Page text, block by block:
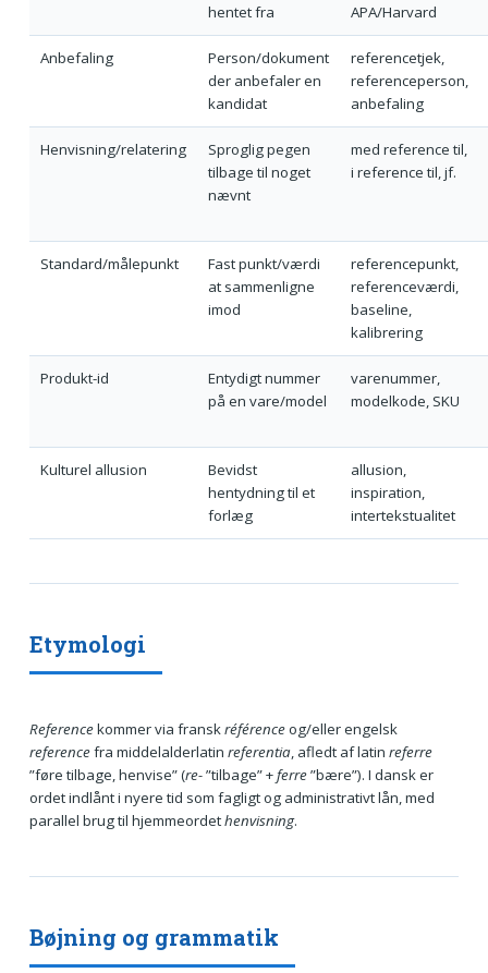
hentet fra
APA/Harvard
Anbefaling
Person/dokument
der anbefaler en
kandidat
referencetjek,
referenceperson,
anbefaling
Henvisning/relatering
Sproglig pegen
tilbage til noget
nævnt
med reference til,
i reference til, jf.
Standard/målepunkt
Fast punkt/værdi
at sammenligne
imod
referencepunkt,
referenceværdi,
baseline,
kalibrering
Produkt-id
Entydigt nummer
på en vare/model
varenummer,
modelkode, SKU
Kulturel allusion
Bevidst
hentydning til et
forlæg
allusion,
inspiration,
intertekstualitet
Etymologi
Referencekommer via franskréférenceog/eller engelsk
referencefra middelalderlatin referentia, afledt af latin referre
”føre tilbage, henvise” (re-”tilbage” +ferre”bære”). I dansk er
ordet indlånt i nyere tid som fagligt og administrativt lån, med
parallel brug til hjemmeordethenvisning.
Bøjning og grammatik